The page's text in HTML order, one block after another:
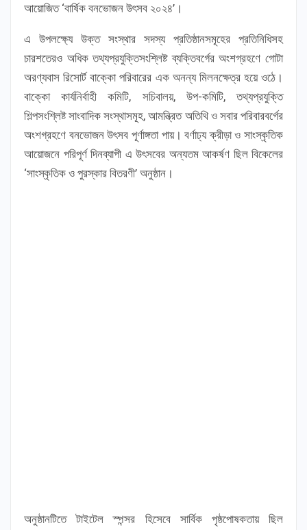
আয়োজিত ‘বার্ষিক বনভোজন উৎসব ২০২৪’।
এ উপলক্ষ্যে উক্ত সংস্থার সদস্য প্রতিষ্ঠানসমূহের প্রতিনিধিসহ
চারশতেরও অধিক তথ্যপ্রযুক্তিসংশ্লিষ্ট ব্যক্তিবর্গের অংশগ্রহণে গোটা
অরণ্যবাস রিসোর্ট বাক্কো পরিবারের এক অনন্য মিলনক্ষেত্র হয়ে ওঠে।
বাক্কো কার্যনির্বাহী কমিটি, সচিবালয়, উপ-কমিটি, তথ্যপ্রযুক্তি
শিল্পসংশ্লিষ্ট সাংবাদিক সংস্থাসমূহ, আমন্ত্রিত অতিথি ও সবার পরিবারবর্গের
অংশগ্রহণে বনভোজন উৎসব পূর্ণাঙ্গতা পায়। বর্ণাঢ্য ক্রীড়া ও সাংস্কৃতিক
আয়োজনে পরিপূর্ণ দিনব্যাপী এ উৎসবের অন্যতম আকর্ষণ ছিল বিকেলের
‘সাংস্কৃতিক ও পুরস্কার বিতরণী’ অনুষ্ঠান।
অনুষ্ঠানটিতে টাইটেল স্পন্সর হিসেবে সার্বিক পৃষ্ঠপোষকতায় ছিল